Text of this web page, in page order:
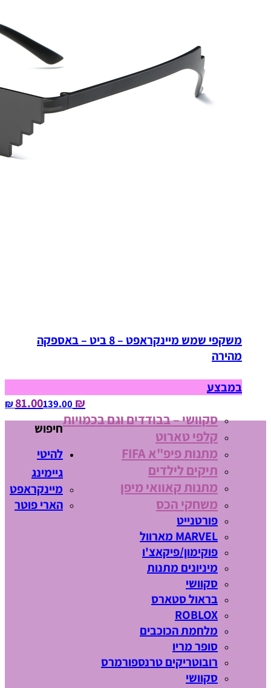
משקפי שמש מיינקראפט – 8 ביט – באספקה
מהירה
במבצע
₪ 81.00
139.00‏ ₪
סקוושי – בבודדים וגם בכמויות
קלפי טארוט
מתנות פיפ"א FIFA
תיקים לילדים
מתנות קאוואי מיפן
משחקי הכס
חיפוש
להיטי
גיימינג
מיינקראפט
הארי פוטר
פורטנייט
MARVEL מארוול
פוקימון/פיקאצ'ו
מיניונים מתנות
סקוושי
בראול סטארס
ROBLOX
מלחמת הכוכבים
סופר מריו
רובוטריקים טרנספורמרס
סקוושי